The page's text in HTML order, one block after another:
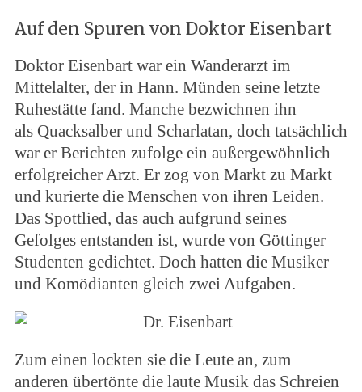
Auf den Spuren von Doktor Eisenbart
Doktor Eisenbart war ein Wanderarzt im
Mittelalter, der in Hann. Münden seine letzte
Ruhestätte fand. Manche bezwichnen ihn
als Quacksalber und Scharlatan, doch tatsächlich
war er Berichten zufolge ein außergewöhnlich
erfolgreicher Arzt. Er zog von Markt zu Markt
und kurierte die Menschen von ihren Leiden.
Das Spottlied, das auch aufgrund seines
Gefolges entstanden ist, wurde von Göttinger
Studenten gedichtet. Doch hatten die Musiker
und Komödianten gleich zwei Aufgaben.
Zum einen lockten sie die Leute an, zum
anderen übertönte die laute Musik das Schreien